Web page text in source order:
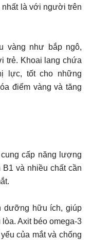
nhất là với người trên
vàng như bắp ngô,
trẻ. Khoai lang chứa
lực, tốt cho những
điểm vàng và tăng
cấp năng lượng
và nhiều chất cần
dưỡng hữu ích, giúp
Axit béo omega-3
của mắt và chống